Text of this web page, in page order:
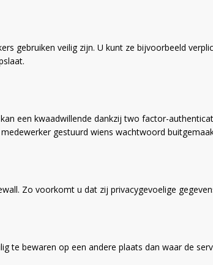
gebruiken veilig zijn. U kunt ze bijvoorbeeld
een kwaadwillende dankzij two factor-
gestuurd wiens wachtwoord
Zo voorkomt u dat zij privacygevoelige
te bewaren op een andere plaats dan waar de